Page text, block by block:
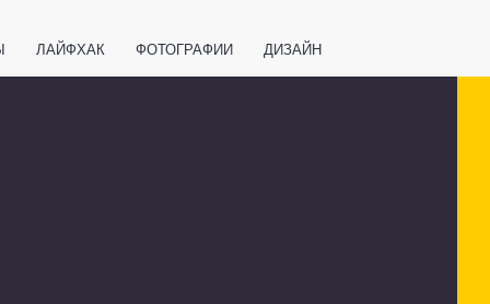
ЛАЙФХАК ФОТОГРАФИИ ДИЗАЙН